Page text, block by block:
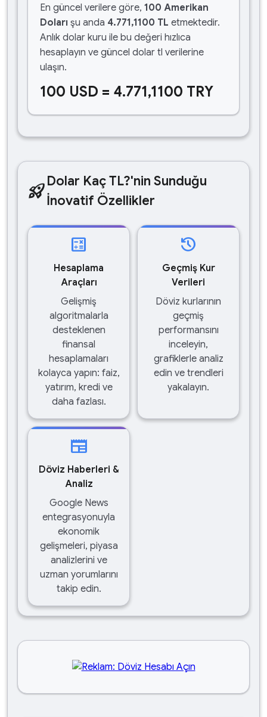
En güncel verilere göre, 100 Amerikan
Doları şu anda 4.771,1100 TL etmektedir.
Anlık dolar kuru ile bu değeri hızlıca
hesaplayın ve güncel dolar tl verilerine
ulaşın.
100 USD = 4.771,1100 TRY
rocket_launchDolar Kaç TL?'nin Sunduğu
İnovatif Özellikler
calculate
Hesaplama
Araçları
Gelişmiş
algoritmalarla
desteklenen
finansal
hesaplamaları
kolayca yapın: faiz,
yatırım, kredi ve
daha fazlası.
history
Geçmiş Kur
Verileri
Döviz kurlarının
geçmiş
performansını
inceleyin,
grafiklerle analiz
edin ve trendleri
yakalayın.
newspaper
Döviz Haberleri &
Analiz
Google News
entegrasyonuyla
ekonomik
gelişmeleri, piyasa
analizlerini ve
uzman yorumlarını
takip edin.